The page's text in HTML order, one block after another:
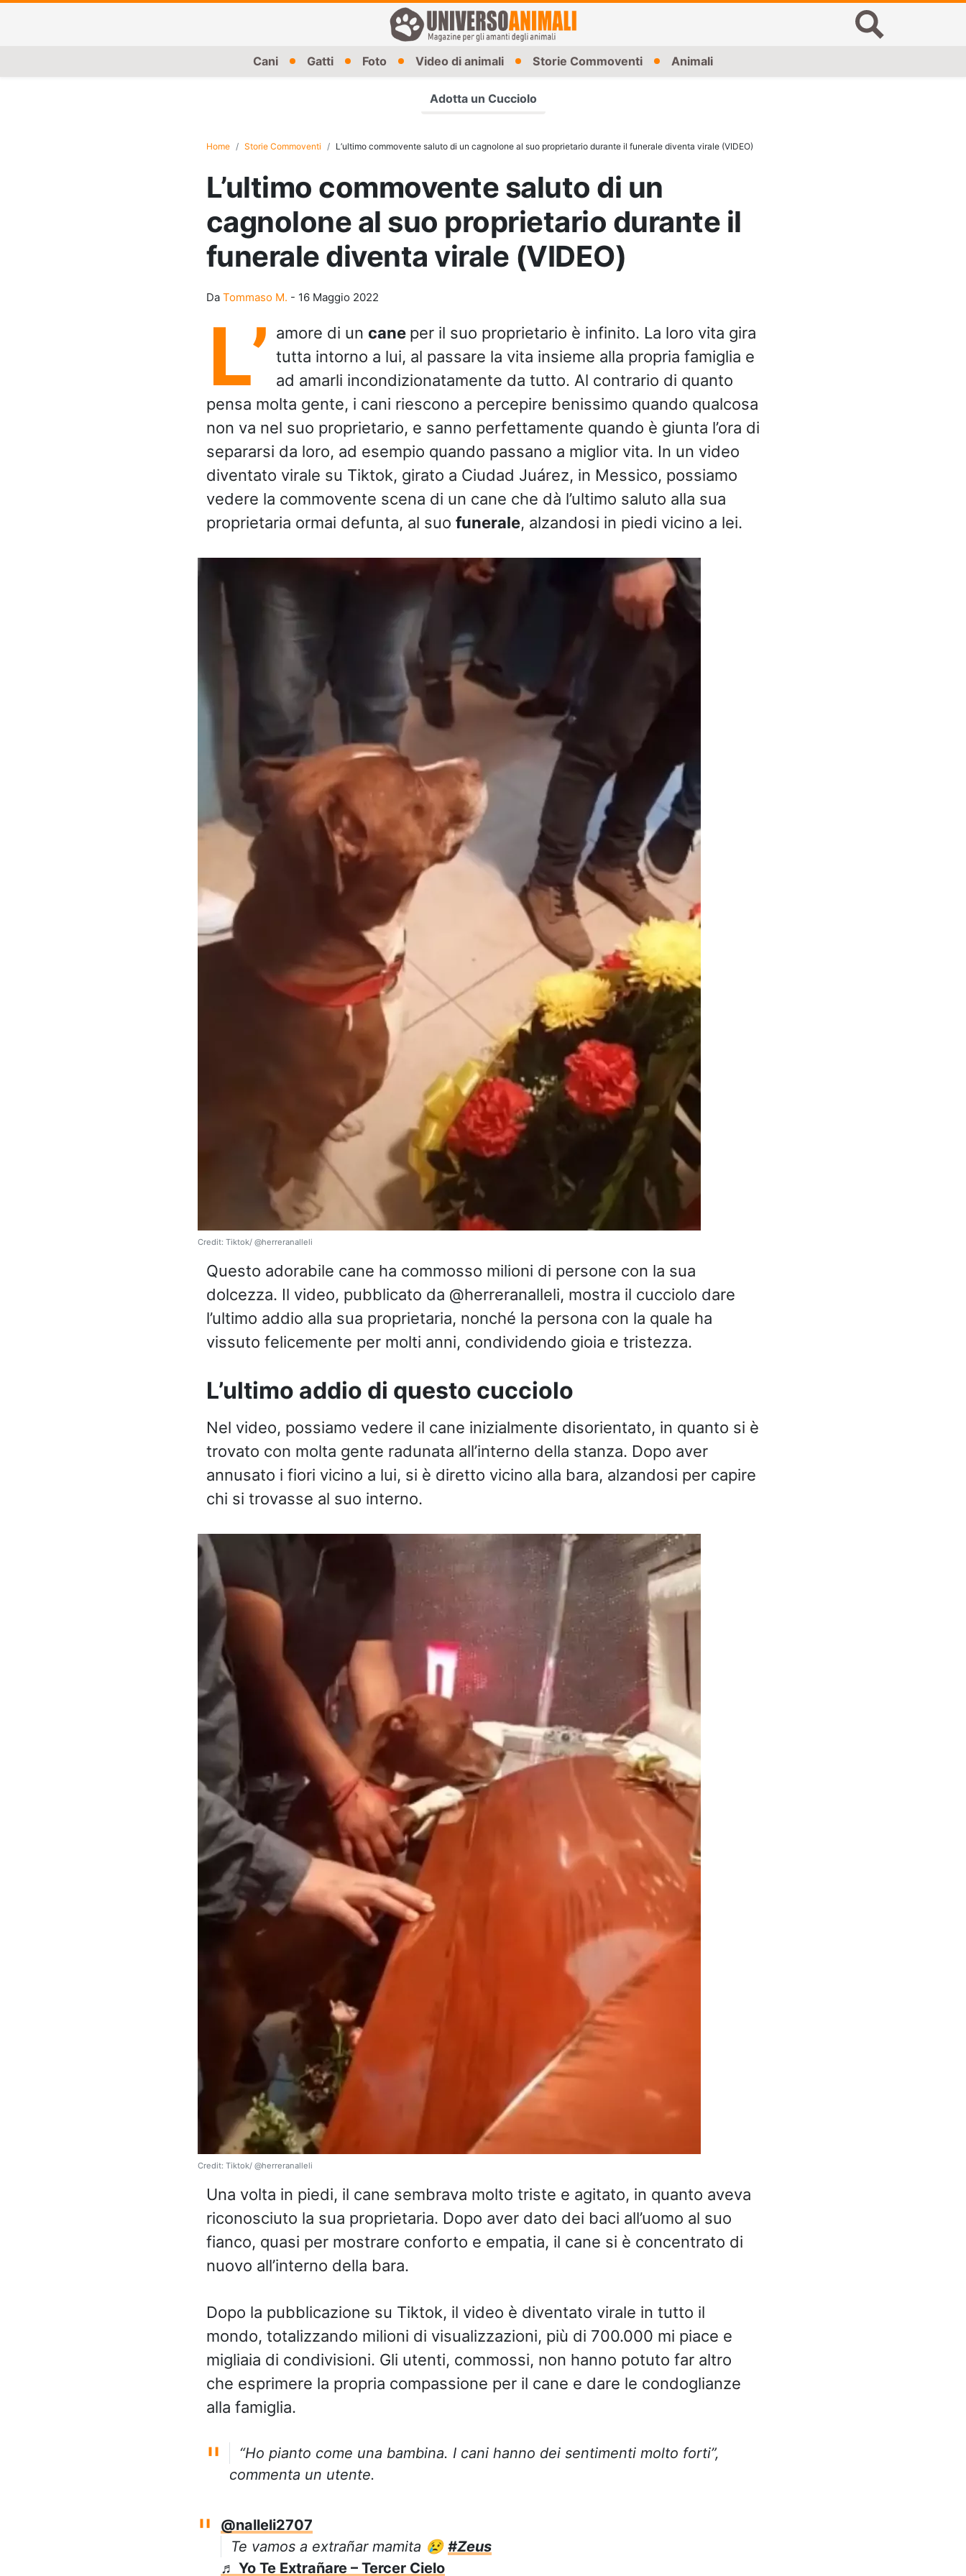
Cani Gatti Foto Video di animali Storie Commoventi Animali
Adotta un Cucciolo
Home Storie Commoventi L’ultimo commovente saluto di un cagnolone al suo proprietario durante il funerale diventa virale (VIDEO)
L’ultimo commovente saluto di un
cagnolone al suo proprietario durante il
funerale diventa virale (VIDEO)
Da Tommaso M. - 16 Maggio 2022
L’ amore di un cane per il suo proprietario è infinito. La loro vita gira
tutta intorno a lui, al passare la vita insieme alla propria famiglia e
ad amarli incondizionatamente da tutto. Al contrario di quanto
pensa molta gente, i cani riescono a percepire benissimo quando qualcosa
non va nel suo proprietario, e sanno perfettamente quando è giunta l’ora di
separarsi da loro, ad esempio quando passano a miglior vita. In un video
diventato virale su Tiktok, girato a Ciudad Juárez, in Messico, possiamo
vedere la commovente scena di un cane che dà l’ultimo saluto alla sua
proprietaria ormai defunta, al suo funerale, alzandosi in piedi vicino a lei.
Credit: Tiktok/ @herreranalleli
Questo adorabile cane ha commosso milioni di persone con la sua
dolcezza. Il video, pubblicato da @herreranalleli, mostra il cucciolo dare
l’ultimo addio alla sua proprietaria, nonché la persona con la quale ha
vissuto felicemente per molti anni, condividendo gioia e tristezza.
L’ultimo addio di questo cucciolo
Nel video, possiamo vedere il cane inizialmente disorientato, in quanto si è
trovato con molta gente radunata all’interno della stanza. Dopo aver
annusato i fiori vicino a lui, si è diretto vicino alla bara, alzandosi per capire
chi si trovasse al suo interno.
Credit: Tiktok/ @herreranalleli
Una volta in piedi, il cane sembrava molto triste e agitato, in quanto aveva
riconosciuto la sua proprietaria. Dopo aver dato dei baci all’uomo al suo
fianco, quasi per mostrare conforto e empatia, il cane si è concentrato di
nuovo all’interno della bara.
Dopo la pubblicazione su Tiktok, il video è diventato virale in tutto il
mondo, totalizzando milioni di visualizzazioni, più di 700.000 mi piace e
migliaia di condivisioni. Gli utenti, commossi, non hanno potuto far altro
che esprimere la propria compassione per il cane e dare le condoglianze
alla famiglia.
“Ho pianto come una bambina. I cani hanno dei sentimenti molto forti”,
commenta un utente.
@nalleli2707
Te vamos a extrañar mamita 😢 #Zeus
♬ Yo Te Extrañare – Tercer Cielo